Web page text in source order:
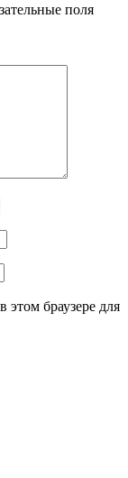
поля
этом браузере для